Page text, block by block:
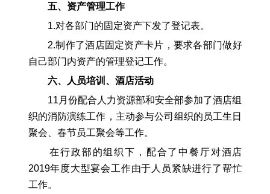
五、资产管理工作
1.对各部门的固定资产下发了登记表。
2.制作了酒店固定资产卡片，要求各部门做好
自己部门内资产的管理登记工作。
六、人员培训、酒店活动
11月份配合人力资源部和安全部参加了酒店组
织的消防演练工作，主动参与公司组织的员工生日
聚会、春节员工聚会等工作。
在行政部的组织下，配合了中餐厅对酒店
2019年度大型宴会工作由于人员紧缺进行了帮忙
工作。